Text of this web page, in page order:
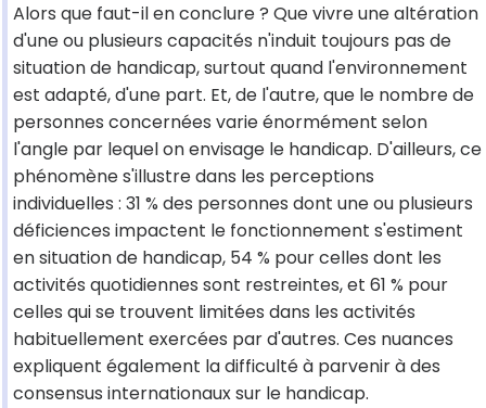
Alors que faut-il en conclure ? Que vivre une altération
d'une ou plusieurs capacités n'induit toujours pas de
situation de handicap, surtout quand l'environnement
est adapté, d'une part. Et, de l'autre, que le nombre de
personnes concernées varie énormément selon
l'angle par lequel on envisage le handicap. D'ailleurs, ce
phénomène s'illustre dans les perceptions
individuelles : 31 % des personnes dont une ou plusieurs
déficiences impactent le fonctionnement s'estiment
en situation de handicap, 54 % pour celles dont les
activités quotidiennes sont restreintes, et 61 % pour
celles qui se trouvent limitées dans les activités
habituellement exercées par d'autres. Ces nuances
expliquent également la difficulté à parvenir à des
consensus internationaux sur le handicap.